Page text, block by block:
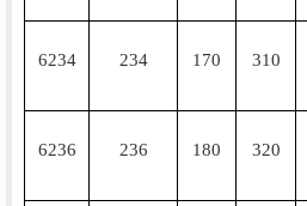
6234 234 170 310
6236 236 180 320